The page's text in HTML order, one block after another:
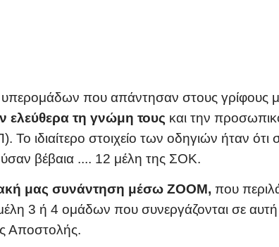
που απάντησαν στους γρίφους με
ελεύθερα τη γνώμη τους και την
ιδιαίτερο στοιχείο των οδηγιών ήταν ότι
βέβαια .... 12 μέλη της ΣΟΚ.
μας συνάντηση μέσω ΖΟΟΜ, που
3 ή 4 ομάδων που συνεργάζονται σε
Αποστολής.